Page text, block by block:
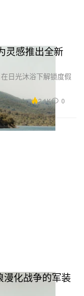
灵感推出全新
日光沐浴下解锁度假
2.1K 0
化战争的军装